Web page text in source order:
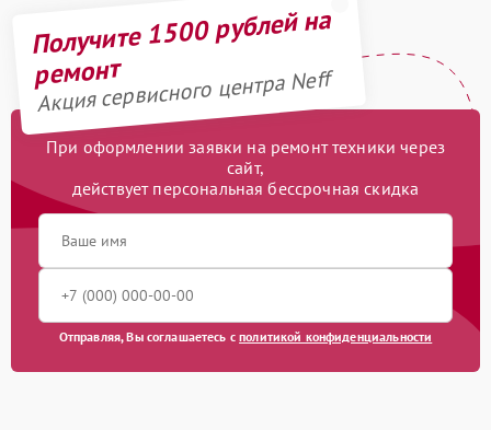
Получите 1500 рублей на
ремонт
Акция сервисного центра Neff
При оформлении заявки на ремонт техники через
сайт,
действует персональная бессрочная скидка
Отправляя, Вы соглашаетесь сполитикой конфиденциальности